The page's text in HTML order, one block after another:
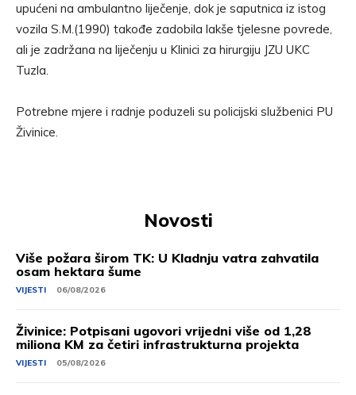
upućeni na ambulantno liječenje, dok je saputnica iz istog
vozila S.M.(1990) takođe zadobila lakše tjelesne povrede,
ali je zadržana na liječenju u Klinici za hirurgiju JZU UKC
Tuzla.
Potrebne mjere i radnje poduzeli su policijski službenici PU
Živinice.
Novosti
Više požara širom TK: U Kladnju vatra zahvatila
osam hektara šume
VIJESTI 06/08/2026
Živinice: Potpisani ugovori vrijedni više od 1,28
miliona KM za četiri infrastrukturna projekta
VIJESTI 05/08/2026